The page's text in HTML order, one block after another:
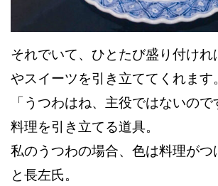
それでいて、ひとたび盛り付けれ
やスイーツを引き立ててくれます
「うつわはね、主役ではないの
料理を引き立てる道具。
私のうつわの場合、色は料理がつ
と長左氏。